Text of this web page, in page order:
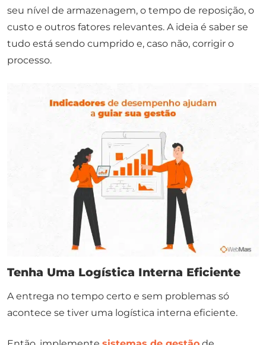
seu nível de armazenagem, o tempo de reposição, o
custo e outros fatores relevantes. A ideia é saber se
tudo está sendo cumprido e, caso não, corrigir o
processo.
Tenha Uma Logística Interna Eficiente
A entrega no tempo certo e sem problemas só
acontece se tiver uma logística interna eficiente.